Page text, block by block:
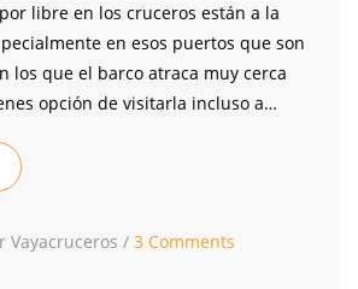
libre en los cruceros están a la
en esos puertos que son
los que el barco atraca muy cerca
opción de visitarla incluso a…
Vayacruceros / 3 Comments